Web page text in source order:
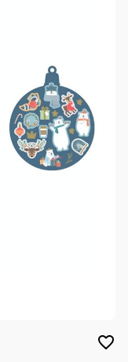
favorite_border